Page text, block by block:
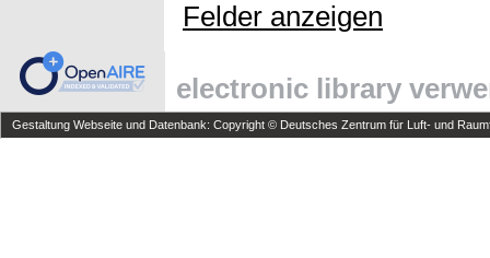
Felder anzeigen
electronic library
Gestaltung Webseite und Datenbank: Copyright © Deutsches Zentrum für Luft- und